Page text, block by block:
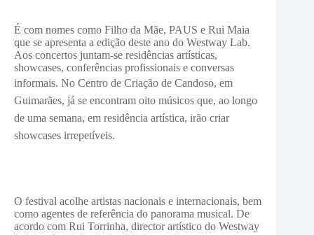
É com nomes como Filho da Mãe, PAUS e Rui Maia
que se apresenta a edição deste ano do Westway Lab.
Aos concertos juntam-se residências artísticas,
showcases, conferências profissionais e conversas
informais. No Centro de Criação de Candoso, em
Guimarães, já se encontram oito músicos que, ao longo
de uma semana, em residência artística, irão criar
showcases irrepetíveis.
O festival acolhe artistas nacionais e internacionais, bem
como agentes de referência do panorama musical. De
acordo com Rui Torrinha, director artístico do Westway